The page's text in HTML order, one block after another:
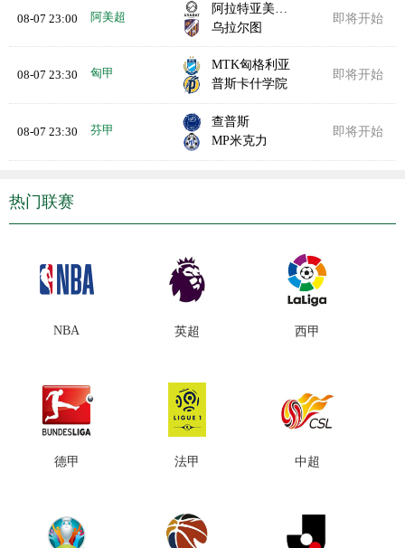
08-07 23:00 阿美超
阿拉特亚美尼亚
乌拉尔图
即将开始
08-07 23:30 匈甲
MTK匈格利亚
普斯卡什学院
即将开始
08-07 23:30 芬甲
查普斯
MP米克力
即将开始
热门联赛
NBA 英超 西甲
德甲 法甲 中超